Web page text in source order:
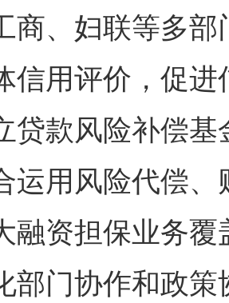
商、妇联等多
信用评价，促
贷款风险补偿
运用风险代偿
融资担保业务
部门协作和政